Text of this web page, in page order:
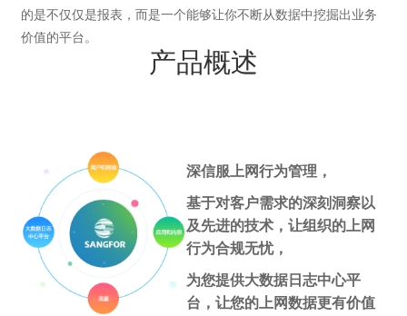
的是不仅仅是报表，而是一个能够让你不断从数据中挖掘出业务
价值的平台。
产品概述
深信服上网行为管理，
基于对客户需求的深刻洞察以
及先进的技术，让组织的上网
行为合规无忧，
为您提供大数据日志中心平
台，让您的上网数据更有价值